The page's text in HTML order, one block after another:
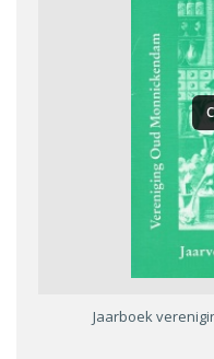
Jaarboek